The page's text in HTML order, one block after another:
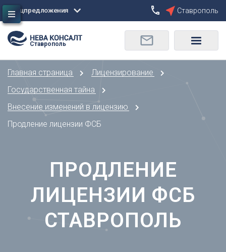
Сбросить
Москва
Санкт-Петербург
Архангельск
Астрахань
Б
В
Владивосток
Владикавказ
Владимир
О
Орел
Ростов-на-Дону
Рязань
Самара
Саранск
Спецпредложения Ставрополь
Ставрополь
Главная страница
Лицензирование
Государственная тайна
Внесение изменений в лицензию
Продление лицензии ФСБ
ПРОДЛЕНИЕ
ЛИЦЕНЗИИ ФСБ
СТАВРОПОЛЬ